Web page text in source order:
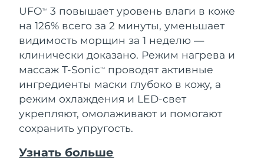
UFOTM
3 повышает уровень влаги в коже
на 126% всего за 2 минуты, уменьшает
видимость морщин за 1 неделю —
клинически доказано. Режим нагрева и
массаж T-SonicTM
проводят активные
ингредиенты маски глубоко в кожу, а
режим охлаждения и LED-свет
укрепляют, омолаживают и помогают
сохранить упругость.
Узнать больше